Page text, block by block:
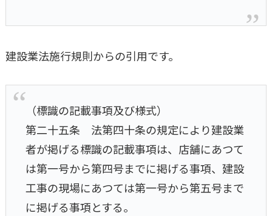
建設業法施行規則からの引用です。
（標識の記載事項及び様式）
第二十五条 法第四十条の規定により建設業
者が掲げる標識の記載事項は、店舗にあつて
は第一号から第四号までに掲げる事項、建設
工事の現場にあつては第一号から第五号まで
に掲げる事項とする。